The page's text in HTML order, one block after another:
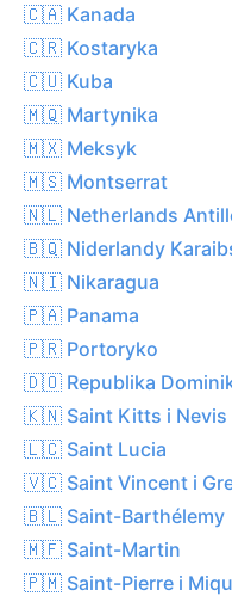
🇨🇦 Kanada
🇨🇷 Kostaryka
🇨🇺 Kuba
🇲🇶 Martynika
🇲🇽 Meksyk
🇲🇸 Montserrat
🇳🇱 Netherlands
🇧🇶 Niderlandy
🇳🇮 Nikaragua
🇵🇦 Panama
🇵🇷 Portoryko
🇩🇴 Republika
🇰🇳 Saint Kitts i Nevis
🇱🇨 Saint Lucia
🇻🇨 Saint Vincent i
🇧🇱 Saint-Barthélemy
🇲🇫 Saint-Martin
🇵🇲 Saint-Pierre i